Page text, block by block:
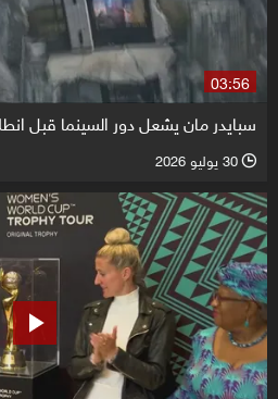
03:56
سبايدر مان يشعل دور السينما قبل
l 30 يوليو 2026